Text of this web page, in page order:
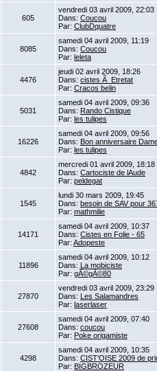
605
vendredi 03 avril 2009, 22:03
Dans: Coucou
Par: ClubDquatre
8085
samedi 04 avril 2009, 11:19
Dans: Coucou
Par: leleta
4476
jeudi 02 avril 2009, 18:26
Dans: cistes Ã Etretat
Par: Cracos belin
5031
samedi 04 avril 2009, 09:36
Dans: Rando Cistique
Par: les tulipes
16226
samedi 04 avril 2009, 09:56
Dans: Bon anniversaire
Par: les tulipes
4842
mercredi 01 avril 2009, 18:18
Dans: Cartociste de lAude
Par: peldegat
1545
lundi 30 mars 2009, 19:45
Dans: besoin de SAV pour
Par: mathmilie
14171
samedi 04 avril 2009, 10:37
Dans: Cistes en Folie - 65
Par: Adopeste
11896
samedi 04 avril 2009, 10:12
Dans: La mobiciste
Par: gÃ©gÃ©80
27870
vendredi 03 avril 2009, 23:29
Dans: Les Salamandres
Par: laserlaser
27608
samedi 04 avril 2009, 07:40
Dans: coucou
Par: Poke origamiste
4298
samedi 04 avril 2009, 10:35
Dans: CIST'OISE 2009 de
Par: BIGBROZEUR